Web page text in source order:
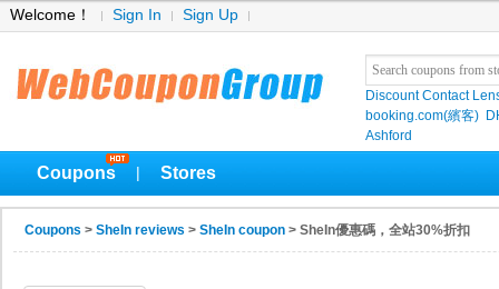
Welcome！ Sign In Sign Up
Discount Contact
booking.com(繽客)
Ashford
Coupons Stores
Coupons > SheIn reviews > SheIn coupon > SheIn優惠碼，全站30%折扣